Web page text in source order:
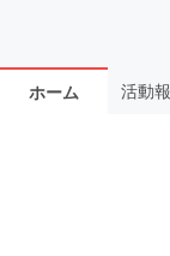
ホーム 活動